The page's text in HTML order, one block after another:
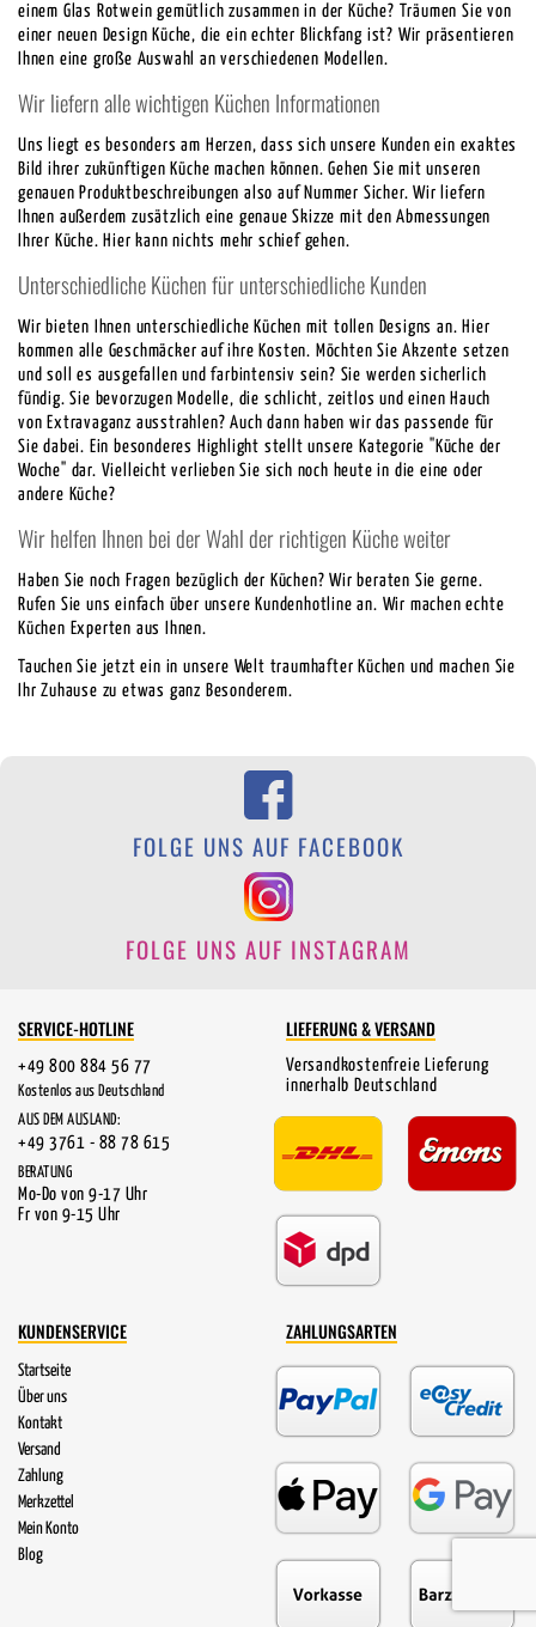
einem Glas Rotwein gemütlich zusammen in der Küche? Träumen Sie von
einer neuen Design Küche, die ein echter Blickfang ist? Wir präsentieren
Ihnen eine große Auswahl an verschiedenen Modellen.
Wir liefern alle wichtigen Küchen Informationen
Uns liegt es besonders am Herzen, dass sich unsere Kunden ein exaktes
Bild ihrer zukünftigen Küche machen können. Gehen Sie mit unseren
genauen Produktbeschreibungen also auf Nummer Sicher. Wir liefern
Ihnen außerdem zusätzlich eine genaue Skizze mit den Abmessungen
Ihrer Küche. Hier kann nichts mehr schief gehen.
Unterschiedliche Küchen für unterschiedliche Kunden
Wir bieten Ihnen unterschiedliche Küchen mit tollen Designs an. Hier
kommen alle Geschmäcker auf ihre Kosten. Möchten Sie Akzente setzen
und soll es ausgefallen und farbintensiv sein? Sie werden sicherlich
fündig. Sie bevorzugen Modelle, die schlicht, zeitlos und einen Hauch
von Extravaganz ausstrahlen? Auch dann haben wir das passende für
Sie dabei. Ein besonderes Highlight stellt unsere Kategorie "Küche der
Woche" dar. Vielleicht verlieben Sie sich noch heute in die eine oder
andere Küche?
Wir helfen Ihnen bei der Wahl der richtigen Küche weiter
Haben Sie noch Fragen bezüglich der Küchen? Wir beraten Sie gerne.
Rufen Sie uns einfach über unsere Kundenhotline an. Wir machen echte
Küchen Experten aus Ihnen.
Tauchen Sie jetzt ein in unsere Welt traumhafter Küchen und machen Sie
Ihr Zuhause zu etwas ganz Besonderem.
FOLGE UNS AUF FACEBOOK
FOLGE UNS AUF INSTAGRAM
SERVICE-HOTLINE
+49 800 884 56 77
Kostenlos aus Deutschland
AUS DEM AUSLAND:
+49 3761 - 88 78 615
BERATUNG
Mo-Do von 9-17 Uhr
Fr von 9-15 Uhr
LIEFERUNG & VERSAND
Versandkostenfreie Lieferung
innerhalb Deutschland
KUNDENSERVICE
Startseite
Über uns
Kontakt
Versand
Zahlung
Merkzettel
Mein Konto
Blog
ZAHLUNGSARTEN